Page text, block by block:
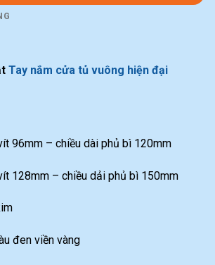
Tay nắm cửa tủ vuông hiện đại
96mm – chiều dài phủ bì 120mm
128mm – chiều dải phủ bì 150mm
đen viền vàng